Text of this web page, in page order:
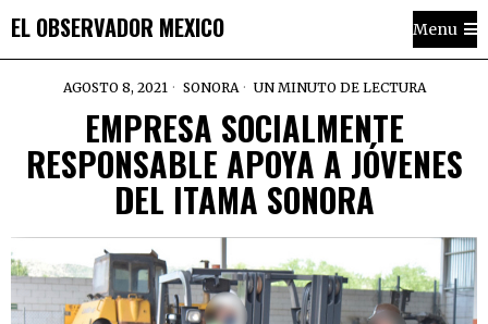
EL OBSERVADOR MEXICO Menu
AGOSTO 8, 2021 SONORA UN MINUTO DE LECTURA
EMPRESA SOCIALMENTE
RESPONSABLE APOYA A JÓVENES
DEL ITAMA SONORA